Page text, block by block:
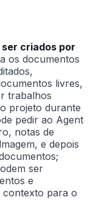
criados por
os documentos
livres,
trabalhos
projeto durante
pedir ao Agent
notas de
e depois
ser
e
contexto para o